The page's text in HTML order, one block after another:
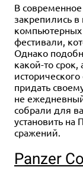
В
закрепились
фестивали,
Однако
какой-то срок,
исторического
придать
не
собрали для
установить на
сражений.
Panzer